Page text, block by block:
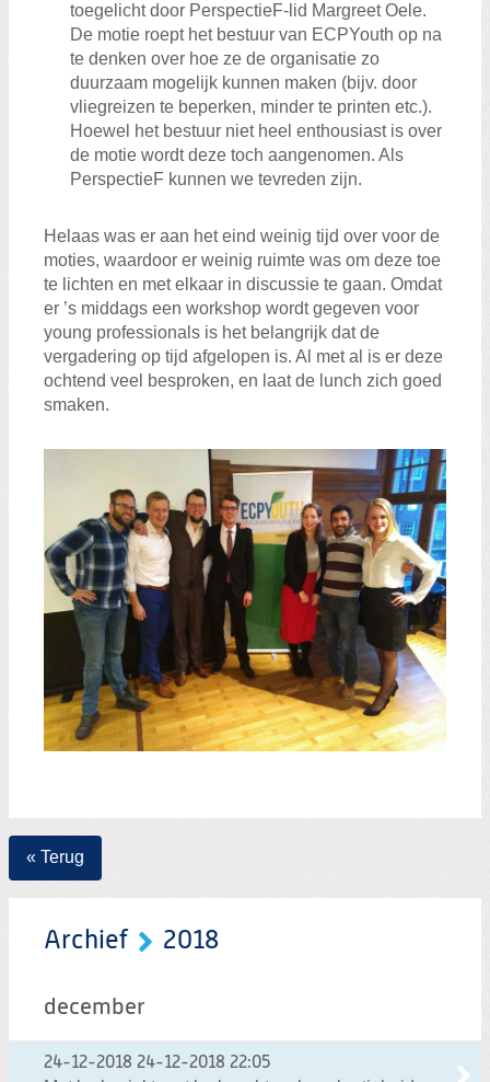
toegelicht door PerspectieF-lid Margreet Oele.
De motie roept het bestuur van ECPYouth op na
te denken over hoe ze de organisatie zo
duurzaam mogelijk kunnen maken (bijv. door
vliegreizen te beperken, minder te printen etc.).
Hoewel het bestuur niet heel enthousiast is over
de motie wordt deze toch aangenomen. Als
PerspectieF kunnen we tevreden zijn.
Helaas was er aan het eind weinig tijd over voor de
moties, waardoor er weinig ruimte was om deze toe
te lichten en met elkaar in discussie te gaan. Omdat
er ’s middags een workshop wordt gegeven voor
young professionals is het belangrijk dat de
vergadering op tijd afgelopen is. Al met al is er deze
ochtend veel besproken, en laat de lunch zich goed
smaken.
« Terug
Archief 2018
december
24-12-2018 24-12-2018 22:05